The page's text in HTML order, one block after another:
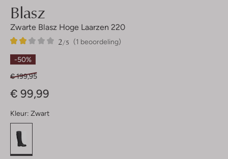
Blasz
Zwarte Blasz Hoge Laarzen 220
(1 beoordeling)
2/5
1
2
Sterren
-50%
€ 199,95
€ 99,99
Kleur: Zwart